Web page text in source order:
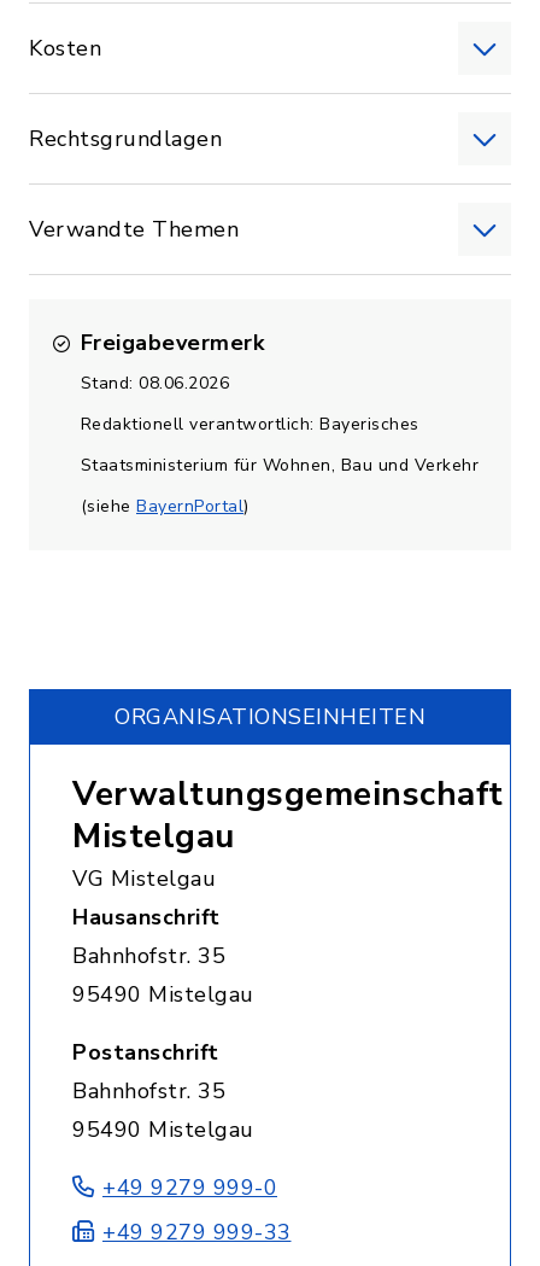
Kosten
Rechtsgrundlagen
Verwandte Themen
Freigabevermerk
Stand: 08.06.2026
Redaktionell verantwortlich: Bayerisches
Staatsministerium für Wohnen, Bau und Verkehr
(siehe BayernPortal)
ORGANISATIONS­EINHEITEN
Verwaltungsgemeinschaft
Mistelgau
VG Mistelgau
Hausanschrift
Bahnhofstr. 35
95490 Mistelgau
Postanschrift
Bahnhofstr. 35
95490 Mistelgau
+49 9279 999-0
+49 9279 999-33